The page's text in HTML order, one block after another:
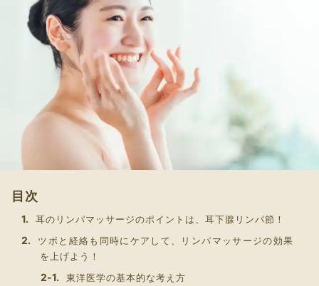
目次
耳のリンパマッサージのポイントは、耳下腺リンパ節！
ツボと経絡も同時にケアして、リンパマッサージの効果
を上げよう！
東洋医学の基本的な考え方